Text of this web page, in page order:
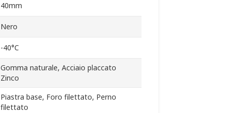
40mm
Nero
-40°C
Gomma naturale, Acciaio placcato
Zinco
Piastra base, Foro filettato, Perno
filettato